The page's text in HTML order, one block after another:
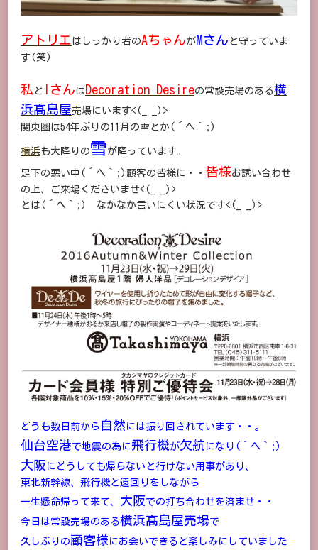
アトリエ はしっかり者のAちゃんがMさん と守っていま
す(笑)
私 と Iさんは Decoration Desireの常設売場のある横
浜髙島屋売場にいます<(_ _)>
関東圏は54年ぶりの11月の雪とか(´ヘ｀;)
横浜も大降りの雪 が降っています。
足下の悪い中(´ヘ｀;)顧客の皆様に・・ 皆様お誘い合わせ
の上、ご来場くださいませ<(_ _)>
とは(´ヘ｀;) なかなか言いにくい状況です<(_ _)>
どうも数日前から 自然には振り回されています・・。
仙台空港で地震の為に 飛行機が欠航 になり(´ヘ｀;)
大阪にどうしても帰らないと行けない用事があり、
東北新幹線、飛行機と遠回りをしながら
一生懸命帰って来て、 大阪での打ち合わせを済ませ・・
今日は常設売場のある横浜髙島屋売場で
久しぶりの顧客様 にお会いできると楽しみにしていました